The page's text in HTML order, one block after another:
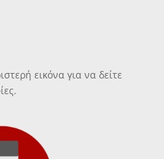
εικόνα για να δείτε